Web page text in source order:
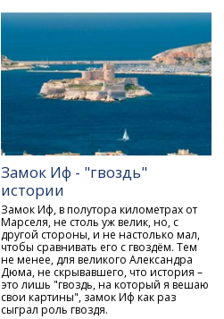
Замок Иф - "гвоздь"
истории
Замок Иф, в полутора километрах от
Марселя, не столь уж велик, но, с
другой стороны, и не настолько мал,
чтобы сравнивать его с гвоздём. Тем
не менее, для великого Александра
Дюма, не скрывавшего, что история –
это лишь "гвоздь, на который я вешаю
свои картины", замок Иф как раз
сыграл роль гвоздя.